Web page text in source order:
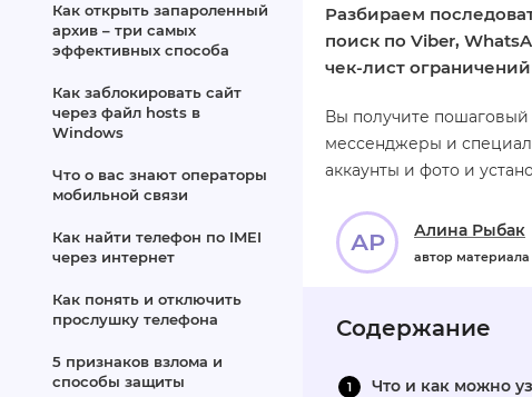
Разбираем
поиск по Viber,
чек-лист
Вы получите
мессенджеры и
аккаунты и фото и
АР Алина Рыбак
автор материала
Содержание
Что и как можно
Как открыть запароленный
архив – три самых
эффективных способа
Как заблокировать сайт
через файл hosts в
Windows
Что о вас знают операторы
мобильной связи
Как найти телефон по IMEI
через интернет
Как понять и отключить
прослушку телефона
5 признаков взлома и
способы защиты